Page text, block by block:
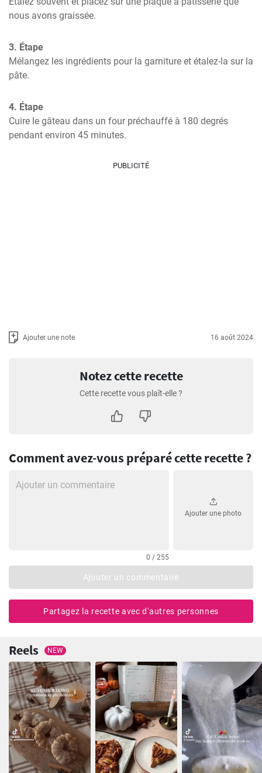
nous avons graissée.
3. Étape
Mélangez les ingrédients pour la garniture et étalez-la sur la
pâte.
4. Étape
Cuire le gâteau dans un four préchauffé à 180 degrés
pendant environ 45 minutes.
PUBLICITÉ
Ajouter une note 16 août 2024
Notez cette recette
Cette recette vous plaît-elle ?
Comment avez-vous préparé cette recette ?
0 / 255
Ajouter une photo
Ajouter un commentaire
Partagez la recette avec d'autres personnes
Reels NEW